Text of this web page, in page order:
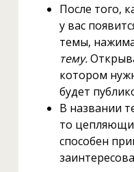
После того,
у вас
темы,
тему.
котором
будет
В названии
то
способен